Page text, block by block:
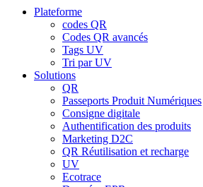
Plateforme
codes QR
Codes QR avancés
Tags UV
Tri par UV
Solutions
QR
Passeports Produit Numériques
Consigne digitale
Authentification des produits
Marketing D2C
QR Réutilisation et recharge
UV
Ecotrace